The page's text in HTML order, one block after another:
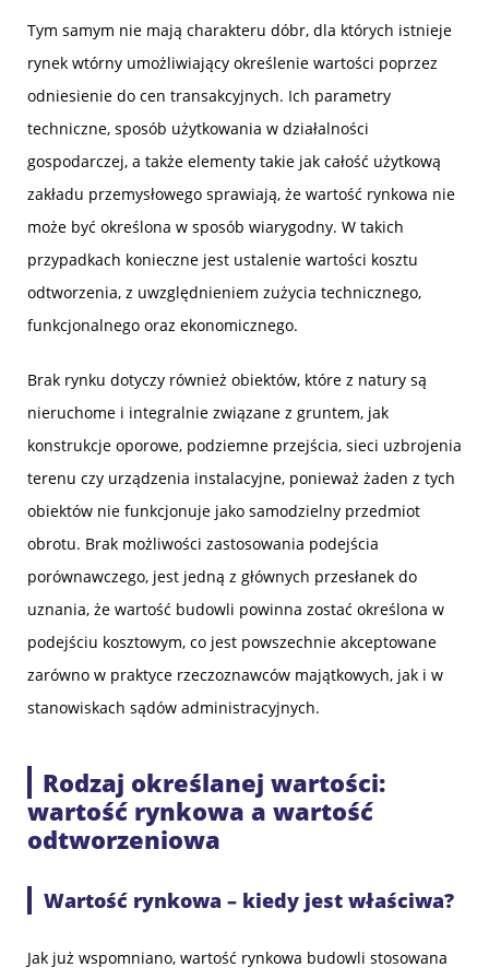
Tym samym nie mają charakteru dóbr, dla których istnieje
rynek wtórny umożliwiający określenie wartości poprzez
odniesienie do cen transakcyjnych. Ich parametry
techniczne, sposób użytkowania w działalności
gospodarczej, a także elementy takie jak całość użytkową
zakładu przemysłowego sprawiają, że wartość rynkowa nie
może być określona w sposób wiarygodny. W takich
przypadkach konieczne jest ustalenie wartości kosztu
odtworzenia, z uwzględnieniem zużycia technicznego,
funkcjonalnego oraz ekonomicznego.
Brak rynku dotyczy również obiektów, które z natury są
nieruchome i integralnie związane z gruntem, jak
konstrukcje oporowe, podziemne przejścia, sieci uzbrojenia
terenu czy urządzenia instalacyjne, ponieważ żaden z tych
obiektów nie funkcjonuje jako samodzielny przedmiot
obrotu. Brak możliwości zastosowania podejścia
porównawczego, jest jedną z głównych przesłanek do
uznania, że wartość budowli powinna zostać określona w
podejściu kosztowym, co jest powszechnie akceptowane
zarówno w praktyce rzeczoznawców majątkowych, jak i w
stanowiskach sądów administracyjnych.
Rodzaj określanej wartości:
wartość rynkowa a wartość
odtworzeniowa
Wartość rynkowa – kiedy jest właściwa?
Jak już wspomniano, wartość rynkowa budowli stosowana